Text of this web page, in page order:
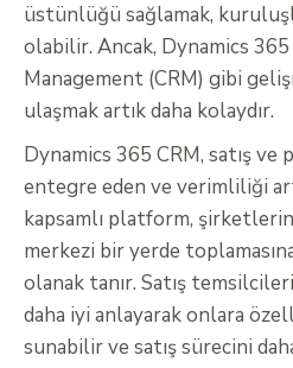
üstünlüğü sağlamak,
olabilir. Ancak, Dynamics
Management (CRM) gibi
ulaşmak artık daha kolaydır.
Dynamics 365 CRM, satış ve
entegre eden ve verimliliği
kapsamlı platform,
merkezi bir yerde
olanak tanır. Satış
daha iyi anlayarak onlara
sunabilir ve satış sürecini